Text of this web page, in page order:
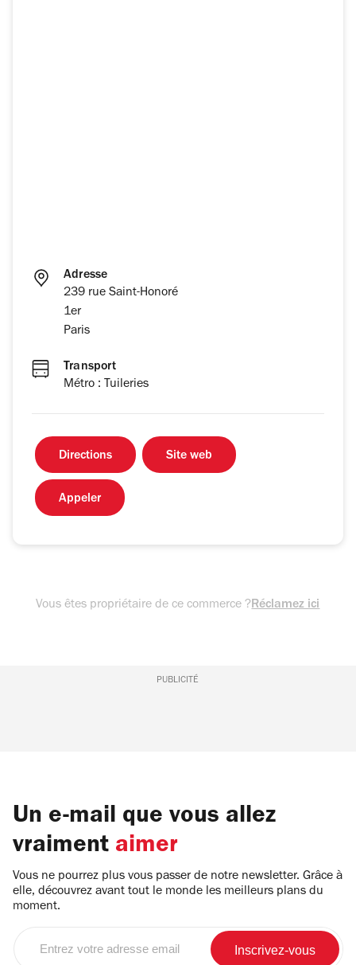
Adresse
239 rue Saint-Honoré
1er
Paris
Transport
Métro : Tuileries
Directions Site web
Appeler
Vous êtes propriétaire de ce commerce ?Réclamez ici
PUBLICITÉ
Un e-mail que vous allez
vraiment aimer
Vous ne pourrez plus vous passer de notre newsletter. Grâce à
elle, découvrez avant tout le monde les meilleurs plans du
moment.